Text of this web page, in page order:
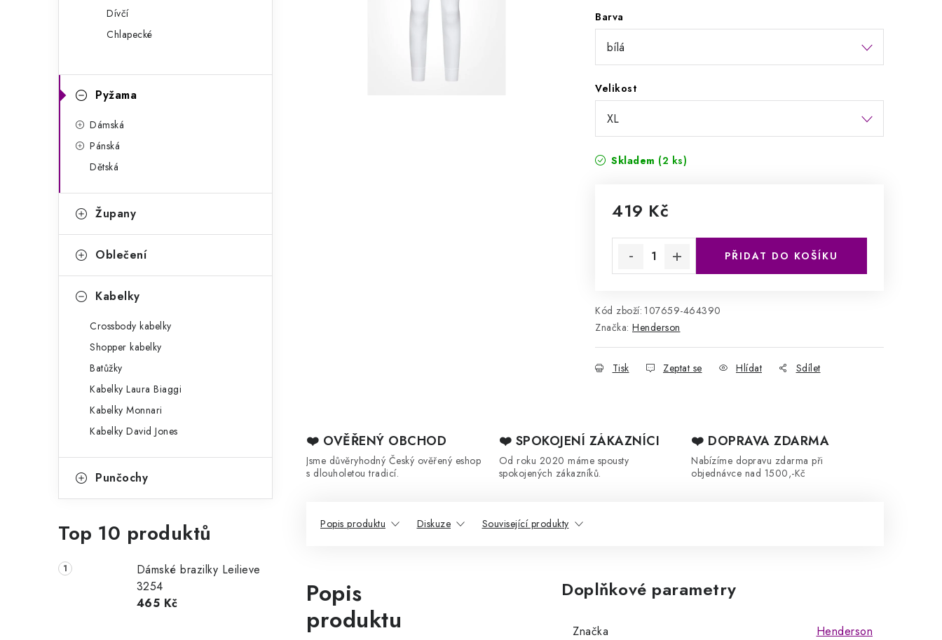
n
n
e
i
e
Dívčí
Chlapecké
Pyžama
Dámská
Pánská
Dětská
Župany
Oblečení
Kabelky
Crossbody kabelky
Shopper kabelky
Batůžky
Kabelky Laura Biaggi
Kabelky Monnari
Kabelky David Jones
Punčochy
Top 10 produktů
Dámské brazilky Leilieve
3254
465 Kč
Barva
Velikost
Skladem (2 ks)
419 Kč
PŘIDAT DO KOŠÍKU
Kód zboží: 107659-464390
Značka: Henderson
Tisk Zeptat se Hlídat Sdílet
❤️ OVĚŘENÝ OBCHOD
Jsme důvěryhodný Český ověřený eshop
s dlouholetou tradicí.
❤️ SPOKOJENÍ ZÁKAZNÍCI
Od roku 2020 máme spousty
spokojených zákazníků.
❤️ DOPRAVA ZDARMA
Nabízíme dopravu zdarma při
objednávce nad 1500,-Kč
Popis produktu Diskuze Související produkty
Popis
produktu
Doplňkové parametry
Značka Henderson